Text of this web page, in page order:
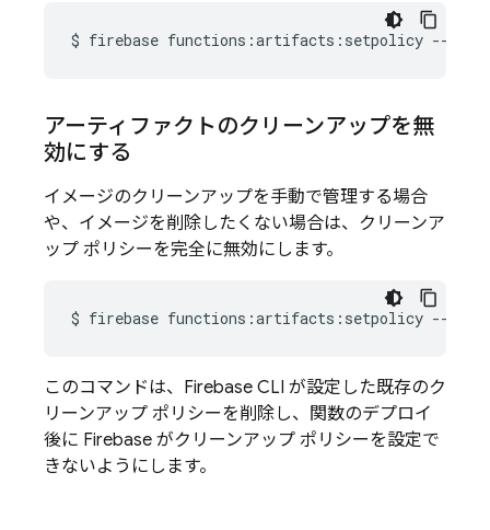
$ firebase functions:artifacts:setpolicy --
アーティファクトのクリーンアップを無
効にする
イメージのクリーンアップを手動で管理する場合
や、イメージを削除したくない場合は、クリーンア
ップ ポリシーを完全に無効にします。
$ firebase functions:artifacts:setpolicy
このコマンドは、 Firebase CLI が設定した既存のク
リーンアップ ポリシーを削除し、関数のデプロイ
後に Firebase がクリーンアップ ポリシーを設定で
きないようにします。